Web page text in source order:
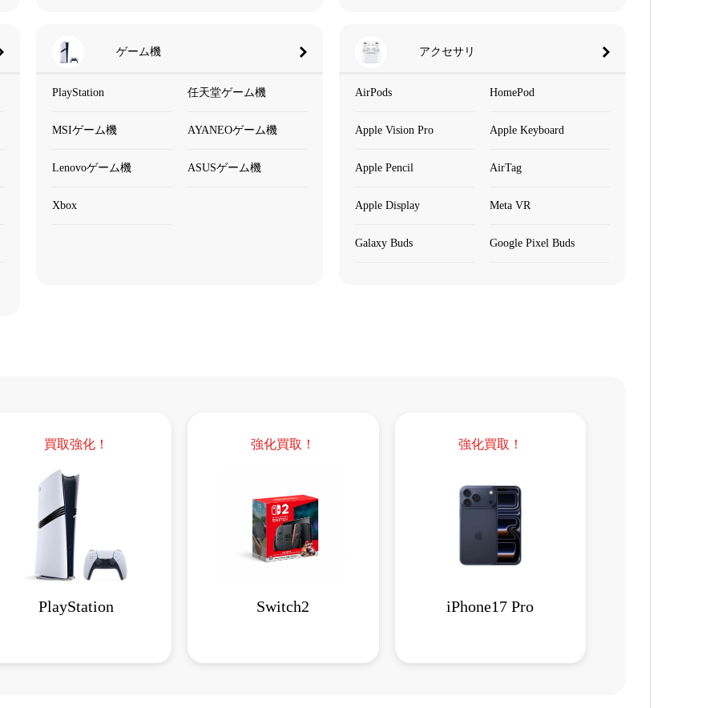
ゲーム機
PlayStation 任天堂ゲーム機
MSIゲーム機 AYANEOゲーム機
Lenovoゲーム機 ASUSゲーム機
Xbox
アクセサリ
AirPods HomePod
Apple Vision Pro Apple Keyboard
Apple Pencil AirTag
Apple Display Meta VR
Galaxy Buds Google Pixel Buds
買取強化！
PlayStation
強化買取！
Switch2
強化買取！
iPhone17 Pro